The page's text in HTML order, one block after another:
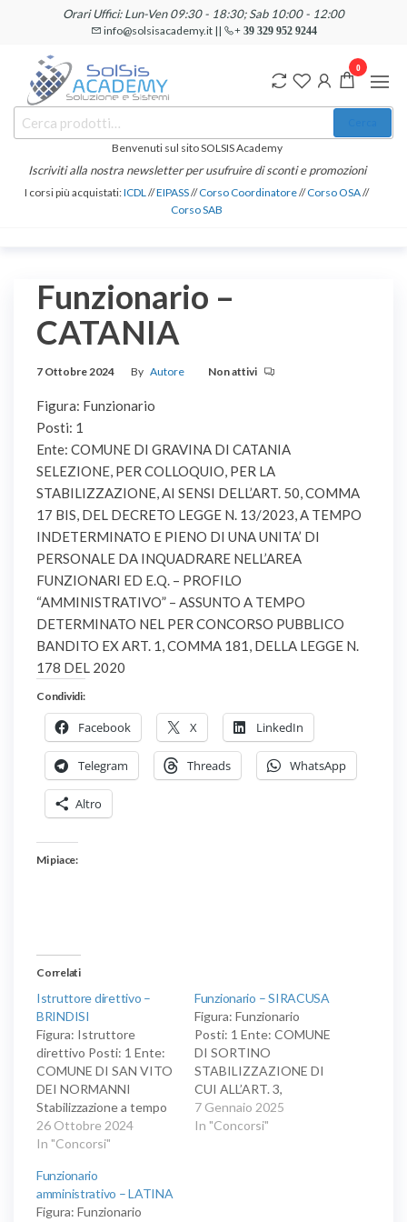
contenuto
Orari Uffici: Lun-Ven 09:30 - 18:30; Sab 10:00 - 12:00
info@solsisacademy.it || + 39 329 952 9244
SOLSIS
Academy
Corsi e
Certificazioni
Linguistiche
Benvenuti sul sito SOLSIS Academy
Iscriviti alla nostra newsletter per usufruire di sconti e promozioni
I corsi più acquistati:ICDL//EIPASS//Corso Coordinatore//Corso OSA//
Corso SAB
0
Funzionario –
CATANIA
7 Ottobre 2024 By Autore Non attivi
Figura: Funzionario
Posti: 1
Ente: COMUNE DI GRAVINA DI CATANIA
SELEZIONE, PER COLLOQUIO, PER LA
STABILIZZAZIONE, AI SENSI DELL’ART. 50, COMMA
17 BIS, DEL DECRETO LEGGE N. 13/2023, A TEMPO
INDETERMINATO E PIENO DI UNA UNITA’ DI
PERSONALE DA INQUADRARE NELL’AREA
FUNZIONARI ED E.Q. – PROFILO
“AMMINISTRATIVO” – ASSUNTO A TEMPO
DETERMINATO NEL PER CONCORSO PUBBLICO
BANDITO EX ART. 1, COMMA 181, DELLA LEGGE N.
178 DEL 2020
Condividi:
Facebook X LinkedIn
Telegram Threads WhatsApp
Altro
Mi piace:
Correlati
Istruttore direttivo –
BRINDISI
Figura: Istruttore
direttivo Posti: 1 Ente:
COMUNE DI SAN VITO
DEI NORMANNI
Stabilizzazione a tempo
indeterminato ed a
tempo pieno presso il di
nell’Area dei Funzionari
ed EQ - profilo di
Funzionario
26 Ottobre 2024
In "Concorsi"
Funzionario – SIRACUSA
Figura: Funzionario
Posti: 1 Ente: COMUNE
DI SORTINO
STABILIZZAZIONE DI
CUI ALL’ART. 3,
COMMA 5, DEL D.L. 22
N. 44/2023,
7 Gennaio 2025
In "Concorsi"
Funzionario
amministrativo – LATINA
Figura: Funzionario